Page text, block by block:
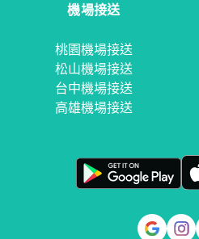
機場接送
桃園機場接送
松山機場接送
台中機場接送
高雄機場接送